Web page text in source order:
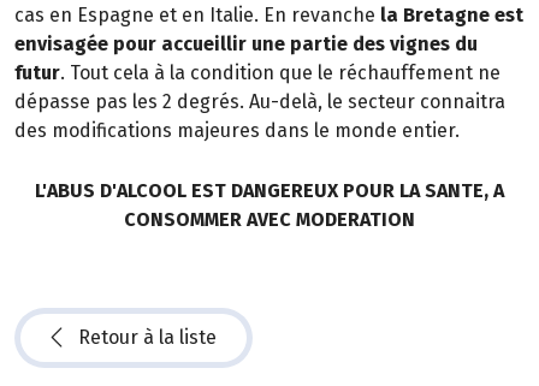
cas en Espagne et en Italie. En revanche la Bretagne est
envisagée pour accueillir une partie des vignes du
futur. Tout cela à la condition que le réchauffement ne
dépasse pas les 2 degrés. Au-delà, le secteur connaitra
des modifications majeures dans le monde entier.
L'ABUS D'ALCOOL EST DANGEREUX POUR LA SANTE, A
CONSOMMER AVEC MODERATION
Retour à la liste